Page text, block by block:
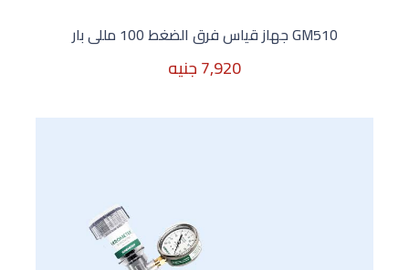
GM510 جهاز قياس فرق الضغط 100 مللى بار
7,920 جنيه